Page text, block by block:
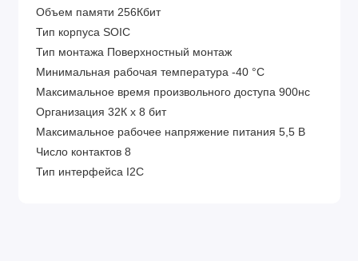
Объем памяти 256Кбит
Тип корпуса SOIC
Тип монтажа Поверхностный монтаж
Минимальная рабочая температура -40 °C
Максимальное время произвольного доступа 900нс
Организация 32К x 8 бит
Максимальное рабочее напряжение питания 5,5 В
Число контактов 8
Тип интерфейса I2C